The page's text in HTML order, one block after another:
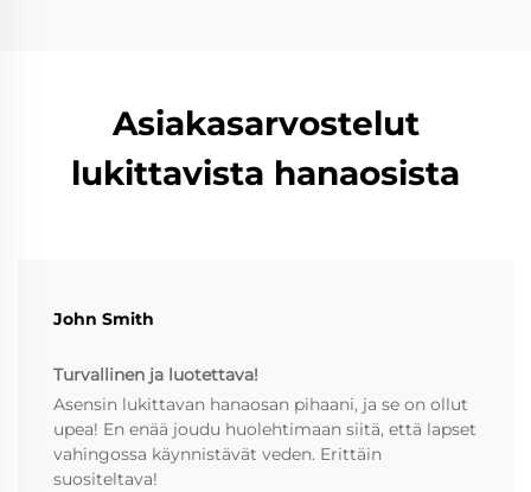
Asiakasarvostelut
lukittavista hanaosista
John Smith
Turvallinen ja luotettava!
Asensin lukittavan hanaosan pihaani, ja se on ollut
upea! En enää joudu huolehtimaan siitä, että lapset
vahingossa käynnistävät veden. Erittäin
suositeltava!